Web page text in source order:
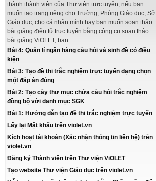
thành thành viên của Thư viện trực tuyến, nếu bạn
muốn tạo trang riêng cho Trường, Phòng Giáo dục, Sở
Giáo dục, cho cá nhân mình hay bạn muốn soạn thảo
bài giảng điện tử trực tuyến bằng công cụ soạn thảo
bài giảng ViOLET, bạn...
Bài 4: Quản lí ngân hàng câu hỏi và sinh đề có điều
kiện
Bài 3: Tạo đề thi trắc nghiệm trực tuyến dạng chọn
một đáp án đúng
Bài 2: Tạo cây thư mục chứa câu hỏi trắc nghiệm
đồng bộ với danh mục SGK
Bài 1: Hướng dẫn tạo đề thi trắc nghiệm trực tuyến
Lấy lại Mật khẩu trên violet.vn
Kích hoạt tài khoản (Xác nhận thông tin liên hệ) trên
violet.vn
Đăng ký Thành viên trên Thư viện ViOLET
Tạo website Thư viện Giáo dục trên violet.vn